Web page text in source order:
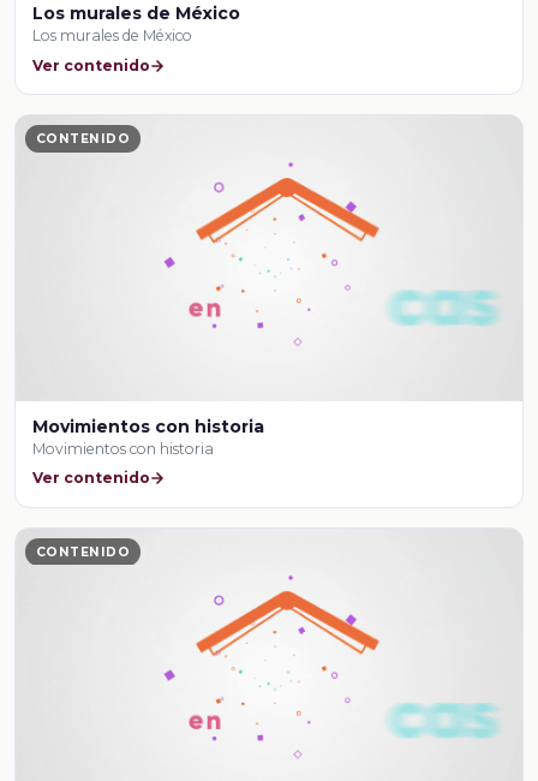
Los murales de México
Los murales de México
Ver contenido
CONTENIDO
Movimientos con historia
Movimientos con historia
Ver contenido
CONTENIDO